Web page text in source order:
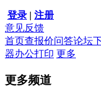
登录 | 注册
意见反馈
首页查报价问答论坛
器办公打印 更多
更多频道